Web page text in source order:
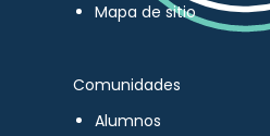
Mapa de sitio
Comunidades
Alumnos